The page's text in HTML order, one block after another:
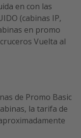
en con las
(cabinas IP,
en promo
Vuelta al
de Promo Basic
la tarifa de